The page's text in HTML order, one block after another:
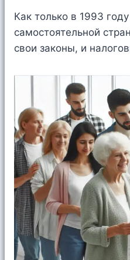
Как только в 1993
самостоятельной
свои законы, и